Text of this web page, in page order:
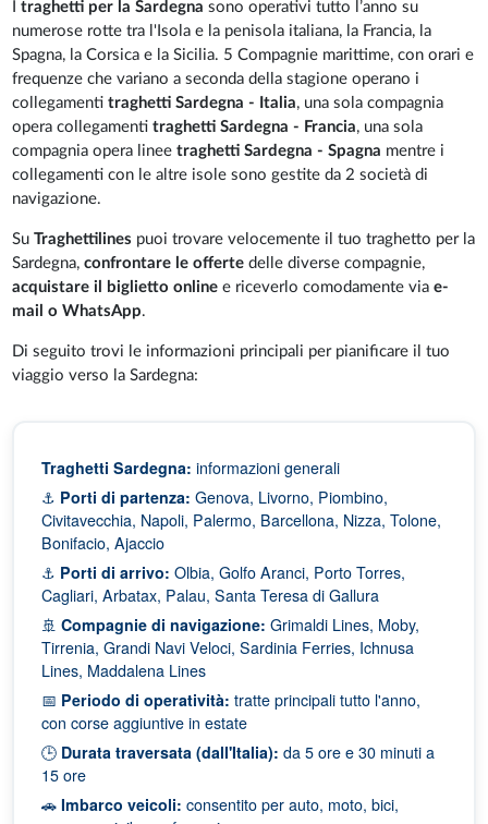
Itraghetti per la Sardegna sono operativi tutto l’anno su
numerose rotte tra l'Isola e la penisola italiana, la Francia, la
Spagna, la Corsica e la Sicilia. 5 Compagnie marittime, con orari e
frequenze che variano a seconda della stagione operano i
collegamentitraghetti Sardegna - Italia, una sola compagnia
opera collegamentitraghetti Sardegna - Francia, una sola
compagnia opera lineetraghetti Sardegna - Spagna mentre i
collegamenti con le altre isole sono gestite da 2 società di
navigazione.
SuTraghettilines puoi trovare velocemente il tuo traghetto per la
Sardegna,confrontare le offerte delle diverse compagnie,
acquistare il biglietto online e riceverlo comodamente viae-
mail o WhatsApp.
Di seguito trovi le informazioni principali per pianificare il tuo
viaggio verso la Sardegna:
Traghetti Sardegna: informazioni generali
⚓ Porti di partenza: Genova, Livorno, Piombino,
Civitavecchia, Napoli, Palermo, Barcellona, Nizza, Tolone,
Bonifacio, Ajaccio
⚓ Porti di arrivo: Olbia, Golfo Aranci, Porto Torres,
Cagliari, Arbatax, Palau, Santa Teresa di Gallura
🚢Compagnie di navigazione: Grimaldi Lines, Moby,
Tirrenia, Grandi Navi Veloci, Sardinia Ferries, Ichnusa
Lines, Maddalena Lines
📅 Periodo di operatività: tratte principali tutto l'anno,
con corse aggiuntive in estate
🕒 Durata traversata (dall'Italia): da 5 ore e 30 minuti a
15 ore
🚗Imbarco veicoli: consentito per auto, moto, bici,